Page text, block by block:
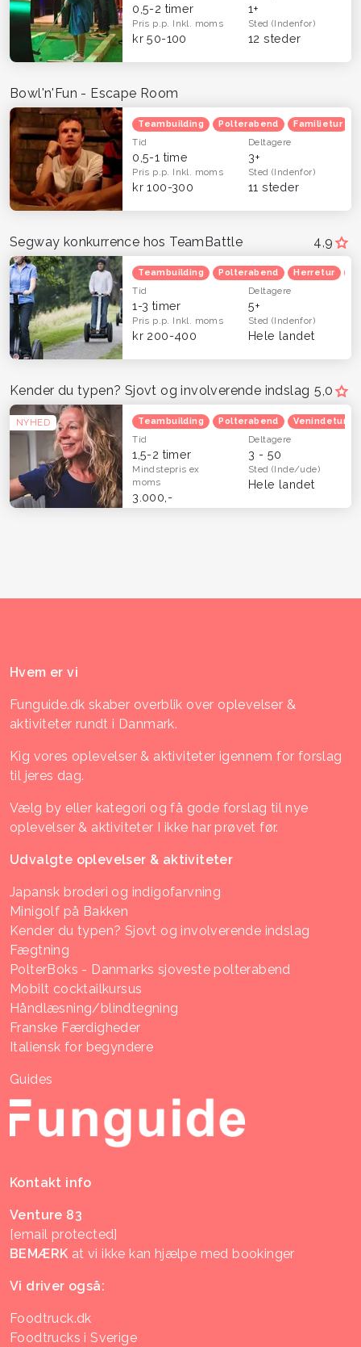
0,5-2 timer 1+
Pris p.p. Inkl. moms
kr 50-100
Sted(Indenfor)
12 steder
Bowl'n'Fun - Escape Room
Teambuilding Polterabend Familietur
Tid
0,5-1 time
Deltagere
3+
Pris p.p. Inkl. moms
kr 100-300
Sted(Indenfor)
11 steder
4,9
Segway konkurrence hos TeamBattle
Teambuilding Polterabend Herretur
Tid
1-3 timer
Deltagere
5+
Pris p.p. Inkl. moms
kr 200-400
Sted(Indenfor)
Hele landet
5,0
NYHED
Kender du typen? Sjovt og involverende indslag
Teambuilding Polterabend Venindetur
Tid
1,5-2 timer
Deltagere
3 - 50
Mindstepris ex
moms
3.000,-
Sted(Inde/ude)
Hele landet
Hvem er vi
Funguide.dk skaber overblik over oplevelser &
aktiviteter rundt i Danmark.
Kig vores oplevelser & aktiviteter igennem for forslag
til jeres dag.
Vælg by eller kategori og få gode forslag til nye
oplevelser & aktiviteter I ikke har prøvet før.
Udvalgte oplevelser & aktiviteter
Japansk broderi og indigofarvning
Minigolf på Bakken
Kender du typen? Sjovt og involverende indslag
Fægtning
PolterBoks - Danmarks sjoveste polterabend
Mobilt cocktailkursus
Håndlæsning/blindtegning
Franske Færdigheder
Italiensk for begyndere
Guides
Kontakt info
Venture 83
[email protected]
BEMÆRK at vi ikke kan hjælpe med bookinger
Vi driver også:
Foodtruck.dk
Foodtrucks i Sverige